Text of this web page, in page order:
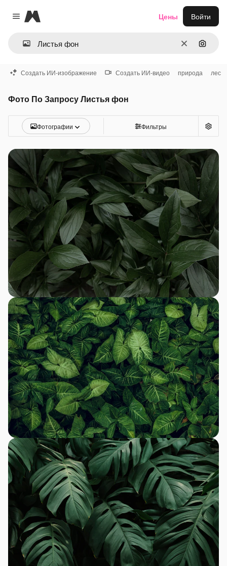
Close menu
Magnific
ОчиститьПоиск
Цены Войти
Создать ИИ-изображение Создать ИИ-видео природа лес
Фото По Запросу Листья фон
Фотографии Фильтры